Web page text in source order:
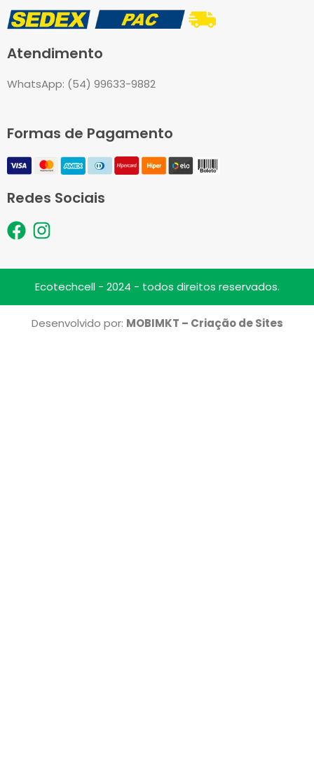
Atendimento
WhatsApp: (54) 99633-9882
Formas de Pagamento
Redes Sociais
F
c
b
I
s
t
a
g
Ecotechcell - 2024 - todos direitos reservados.
Desenvolvido por: MOBIMKT – Criação de Sites